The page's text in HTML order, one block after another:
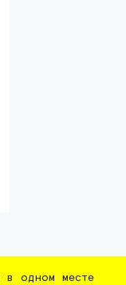
в одном месте